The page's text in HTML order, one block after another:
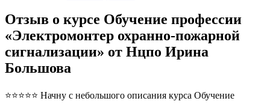
Отзыв о курсе Обучение профессии
«Электромонтер охранно-пожарной
сигнализации» от Нцпо Ирина
Большова
⭐⭐⭐⭐⭐ Начну с небольшого описания курса Обучение